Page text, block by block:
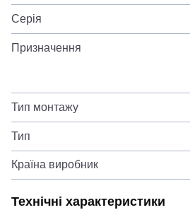
Серія
Призначення
Тип монтажу
Тип
Країна виробник
Технічні характеристики